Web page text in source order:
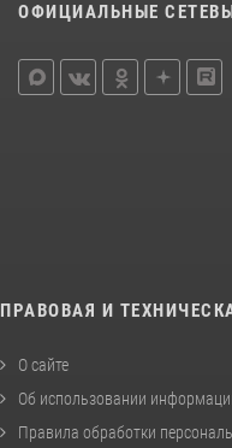
ОФИЦИАЛЬНЫЕ
ПРАВОВАЯ И
О сайте
Об использовании
Правила обработки